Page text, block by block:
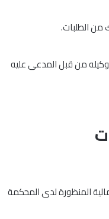
من الطلبات.
من قبل المدعى عليه
المنظورة لدى المحكمة